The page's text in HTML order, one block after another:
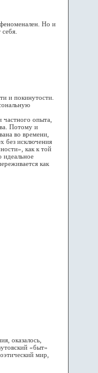
Но и
и покинутости.
опыта,
Потому и
во времени,
без исключения
как к той
идеальное
как
оказалось,
«быт»
мир,